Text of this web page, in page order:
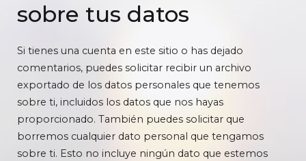
sobre tus datos
Si tienes una cuenta en este sitio o has dejado
comentarios, puedes solicitar recibir un archivo
exportado de los datos personales que tenemos
sobre ti, incluidos los datos que nos hayas
proporcionado. También puedes solicitar que
borremos cualquier dato personal que tengamos
sobre ti. Esto no incluye ningún dato que estemos